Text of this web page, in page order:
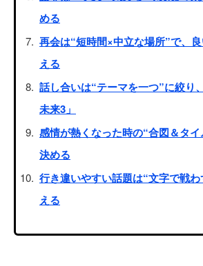
める
再会は“短時間×中立な場所”で、
える
話し合いは“テーマを一つ”に絞り
未来3」
感情が熱くなった時の“合図＆タ
決める
行き違いやすい話題は“文字で戦
える